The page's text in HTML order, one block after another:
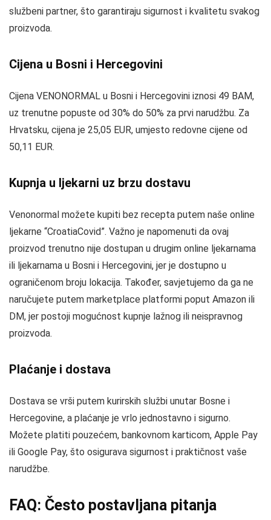
službeni partner, što garantiraju sigurnost i kvalitetu svakog
proizvoda.
Cijena u Bosni i Hercegovini
Cijena VENONORMAL u Bosni i Hercegovini iznosi 49 BAM,
uz trenutne popuste od 30% do 50% za prvi narudžbu. Za
Hrvatsku, cijena je 25,05 EUR, umjesto redovne cijene od
50,11 EUR.
Kupnja u ljekarni uz brzu dostavu
Venonormal možete kupiti bez recepta putem naše online
ljekarne “CroatiaCovid”. Važno je napomenuti da ovaj
proizvod trenutno nije dostupan u drugim online ljekarnama
ili ljekarnama u Bosni i Hercegovini, jer je dostupno u
ograničenom broju lokacija. Također, savjetujemo da ga ne
naručujete putem marketplace platformi poput Amazon ili
DM, jer postoji mogućnost kupnje lažnog ili neispravnog
proizvoda.
Plaćanje i dostava
Dostava se vrši putem kurirskih službi unutar Bosne i
Hercegovine, a plaćanje je vrlo jednostavno i sigurno.
Možete platiti pouzećem, bankovnom karticom, Apple Pay
ili Google Pay, što osigurava sigurnost i praktičnost vaše
narudžbe.
FAQ: Često postavljana pitanja